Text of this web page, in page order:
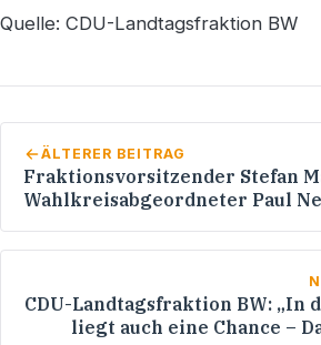
Quelle: CDU-Landtagsfraktion BW
ÄLTERER BEITRAG
Fraktionsvorsitzender Stefan
Wahlkreisabgeordneter Paul
CDU-Landtagsfraktion BW: „In
liegt auch eine Chance –